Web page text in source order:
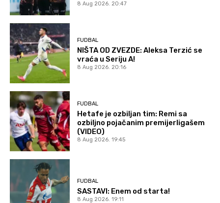
8 Aug 2026. 20:47
FUDBAL
NIŠTA OD ZVEZDE: Aleksa Terzić se
vraća u Seriju A!
8 Aug 2026. 20:16
FUDBAL
Hetafe je ozbiljan tim: Remi sa
ozbiljno pojačanim premijerligašem
(VIDEO)
8 Aug 2026. 19:45
FUDBAL
SASTAVI: Enem od starta!
8 Aug 2026. 19:11